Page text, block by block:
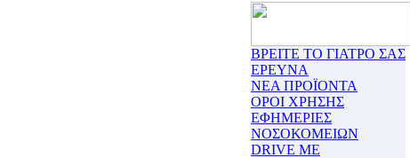
ΒΡΕΙΤΕ ΤΟ ΓΙΑΤΡΟ ΣΑΣ
ΕΡΕΥΝΑ
ΝΕΑ ΠΡΟΪΟΝΤΑ
ΟΡΟΙ ΧΡΗΣΗΣ
ΕΦΗΜΕΡΙΕΣ
ΝΟΣΟΚΟΜΕΙΩΝ
DRIVE ME